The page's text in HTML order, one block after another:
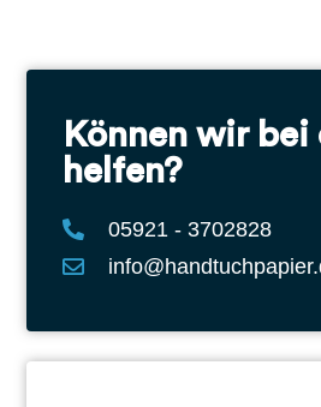
Können wir bei
helfen?
05921 - 3702828